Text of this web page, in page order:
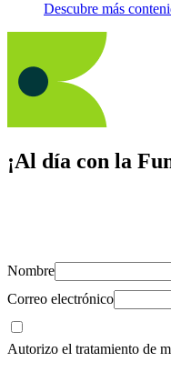
Descubre más
¡Al día con la
Nombre
Correo electrónico
Autorizo el tratamiento de